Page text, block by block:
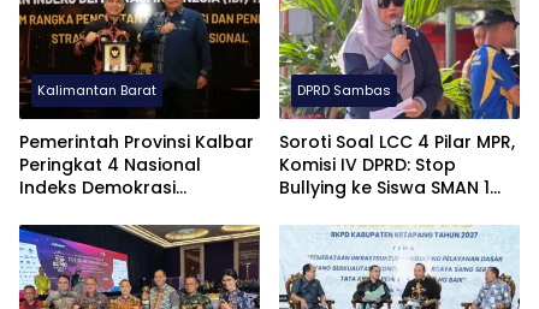
Kalimantan Barat
Pemerintah Provinsi Kalbar
Peringkat 4 Nasional
Indeks Demokrasi
DPRD Sambas
Soroti Soal LCC 4 Pilar MPR,
Komisi IV DPRD: Stop
Bullying ke Siswa SMAN 1
Juri